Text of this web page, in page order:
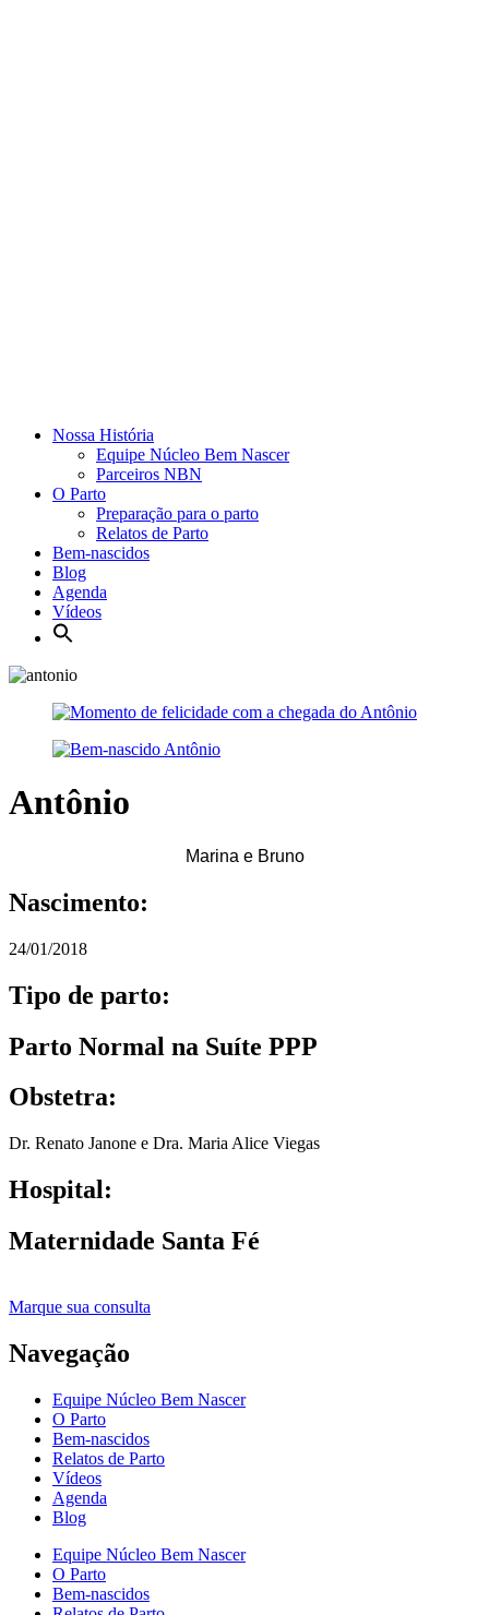
Nossa História
Equipe Núcleo Bem Nascer
Parceiros NBN
O Parto
Preparação para o parto
Relatos de Parto
Bem-nascidos
Blog
Agenda
Vídeos
Antônio
Marina e Bruno
Nascimento:
24/01/2018
Tipo de parto:
Parto Normal na Suíte PPP
Obstetra:
Dr. Renato Janone e Dra. Maria Alice Viegas
Hospital:
Maternidade Santa Fé
Marque sua consulta
Navegação
Equipe Núcleo Bem Nascer
O Parto
Bem-nascidos
Relatos de Parto
Vídeos
Agenda
Blog
Equipe Núcleo Bem Nascer
O Parto
Bem-nascidos